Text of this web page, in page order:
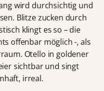
wird durchsichtig und
Blitze zucken durch
klingt es so – die
offenbar möglich -, als
Otello in goldener
sichtbar und singt
irreal.